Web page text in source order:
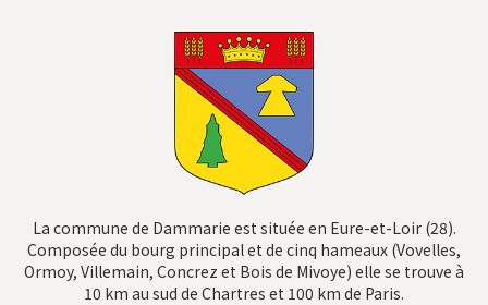
La commune de Dammarie est située en Eure-et-Loir (28).
Composée du bourg principal et de cinq hameaux (Vovelles,
Ormoy, Villemain, Concrez et Bois de Mivoye) elle se trouve à
10 km au sud de Chartres et 100 km de Paris.